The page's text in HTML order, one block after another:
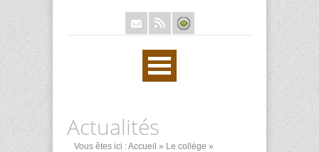
Actualités
Vous êtes ici :Accueil » Le collège »